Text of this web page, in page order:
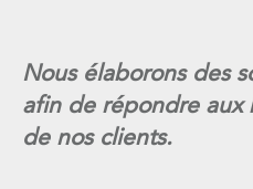
Nous élaborons des
afin de répondre aux
de nos clients.